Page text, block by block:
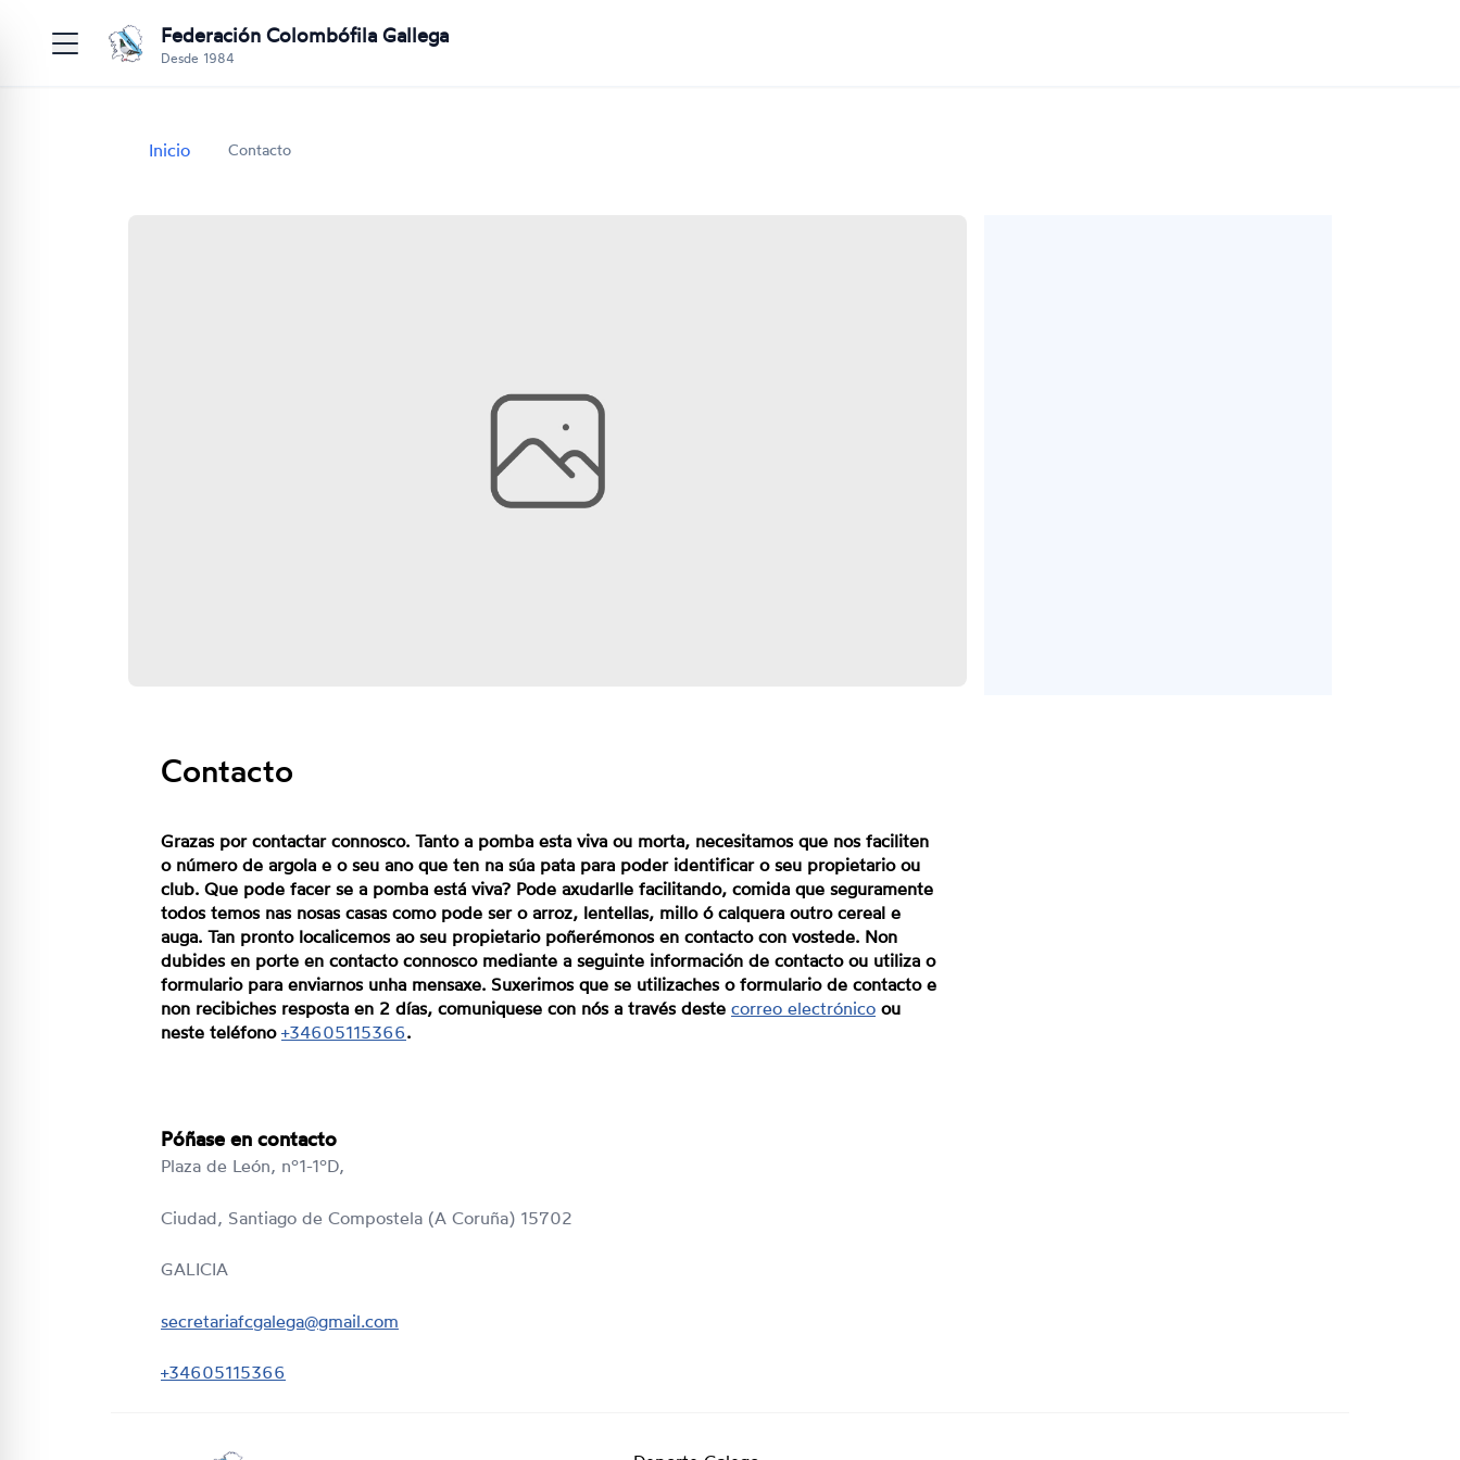
Federación Colombófila Gallega
Desde 1984
Inicio Contacto
Contacto
Grazas por contactar connosco. Tanto a pomba esta viva ou morta, necesitamos que nos faciliten
o número de argola e o seu ano que ten na súa pata para poder identificar o seu propietario ou
club. Que pode facer se a pomba está viva? Pode axudarlle facilitando, comida que seguramente
todos temos nas nosas casas como pode ser o arroz, lentellas, millo ó calquera outro cereal e
auga. Tan pronto localicemos ao seu propietario poñerémonos en contacto con vostede. Non
dubides en porte en contacto connosco mediante a seguinte información de contacto ou utiliza o
formulario para enviarnos unha mensaxe. Suxerimos que se utilizaches o formulario de contacto e
non recibiches resposta en 2 días, comuniquese con nós a través deste correo electrónico ou
neste teléfono +34605115366.
Póñase en contacto
Plaza de León, nº1-1ºD,
Ciudad, Santiago de Compostela (A Coruña) 15702
GALICIA
secretariafcgalega@gmail.com
+34605115366